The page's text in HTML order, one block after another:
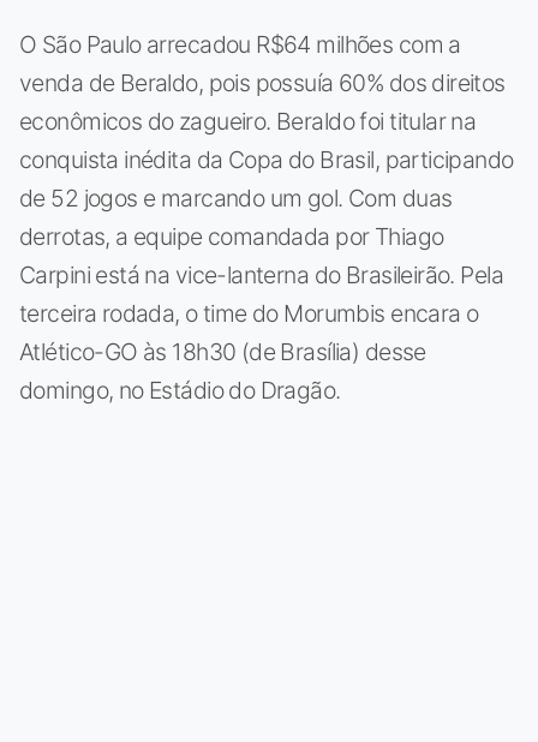
O São Paulo arrecadou R$64 milhões com a
venda de Beraldo, pois possuía 60% dos direitos
econômicos do zagueiro. Beraldo foi titular na
conquista inédita da Copa do Brasil, participando
de 52 jogos e marcando um gol. Com duas
derrotas, a equipe comandada por Thiago
Carpini está na vice-lanterna do Brasileirão. Pela
terceira rodada, o time do Morumbis encara o
Atlético-GO às 18h30 (de Brasília) desse
domingo, no Estádio do Dragão.